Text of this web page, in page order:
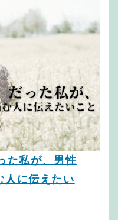
た私が、男性
人に伝えたい